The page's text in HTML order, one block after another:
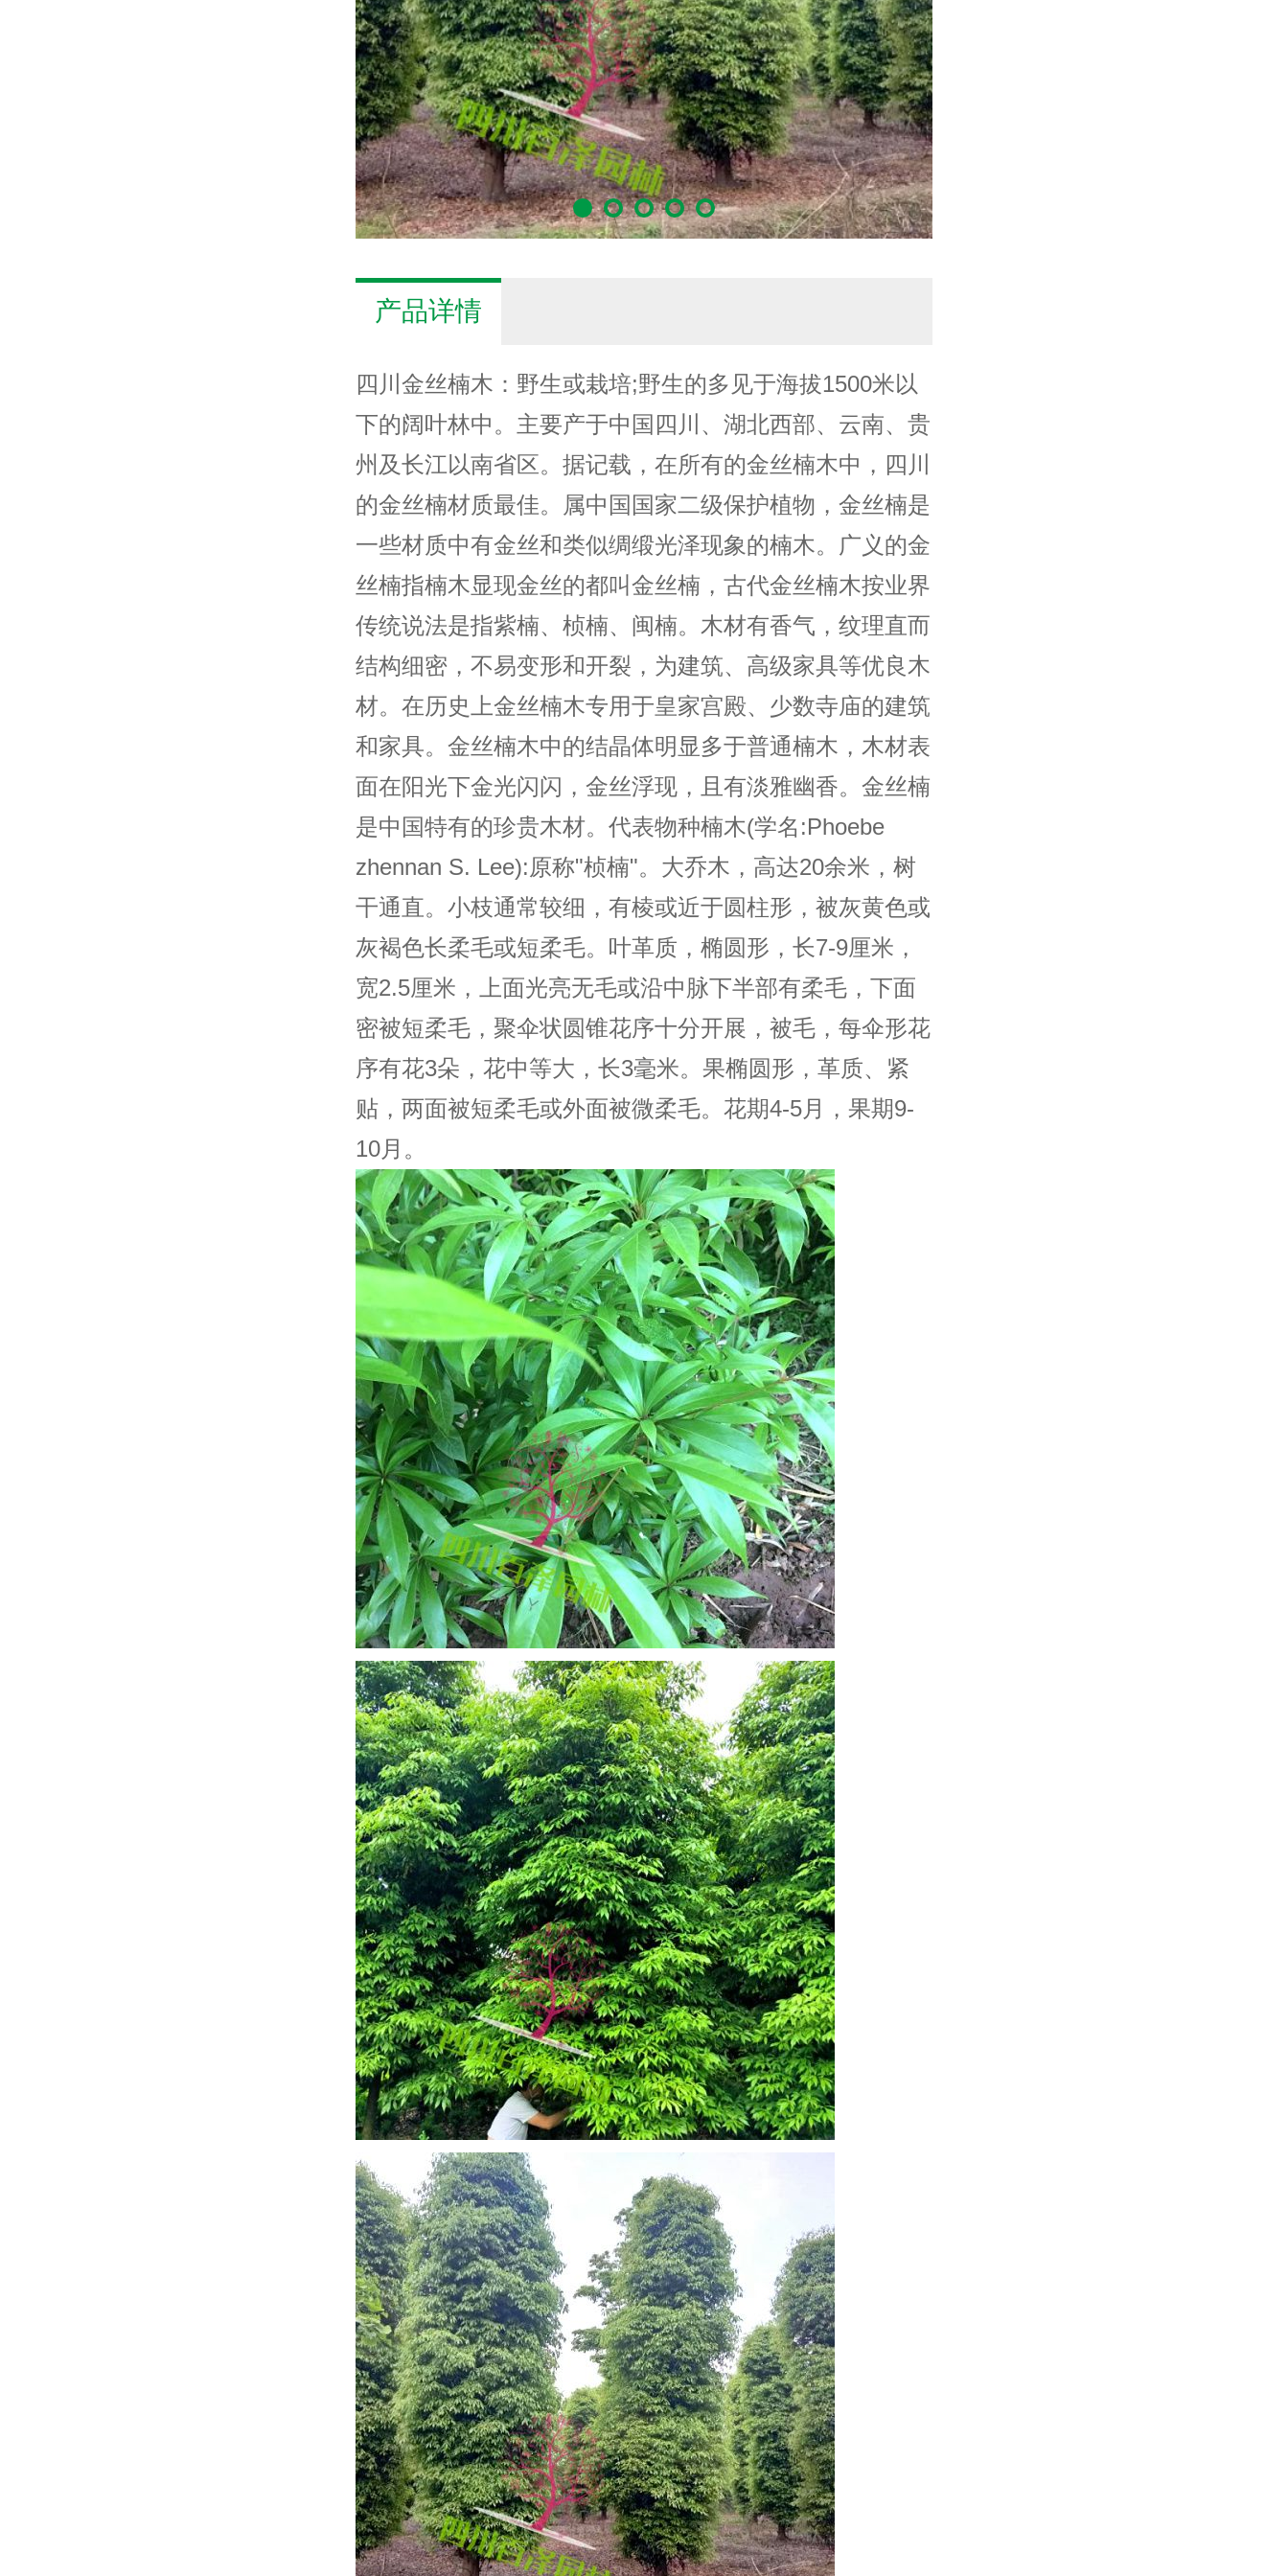
产品详情
四川金丝楠木：野生或栽培;野生的多见于海拔1500米以
下的阔叶林中。主要产于中国四川、湖北西部、云南、贵
州及长江以南省区。据记载，在所有的金丝楠木中，四川
的金丝楠材质最佳。属中国国家二级保护植物，金丝楠是
一些材质中有金丝和类似绸缎光泽现象的楠木。广义的金
丝楠指楠木显现金丝的都叫金丝楠，古代金丝楠木按业界
传统说法是指紫楠、桢楠、闽楠。木材有香气，纹理直而
结构细密，不易变形和开裂，为建筑、高级家具等优良木
材。在历史上金丝楠木专用于皇家宫殿、少数寺庙的建筑
和家具。金丝楠木中的结晶体明显多于普通楠木，木材表
面在阳光下金光闪闪，金丝浮现，且有淡雅幽香。金丝楠
是中国特有的珍贵木材。代表物种楠木(学名:Phoebe
zhennan S. Lee):原称"桢楠"。大乔木，高达20余米，树
干通直。小枝通常较细，有棱或近于圆柱形，被灰黄色或
灰褐色长柔毛或短柔毛。叶革质，椭圆形，长7-9厘米，
宽2.5厘米，上面光亮无毛或沿中脉下半部有柔毛，下面
密被短柔毛，聚伞状圆锥花序十分开展，被毛，每伞形花
序有花3朵，花中等大，长3毫米。果椭圆形，革质、紧
贴，两面被短柔毛或外面被微柔毛。花期4-5月，果期9-
10月。